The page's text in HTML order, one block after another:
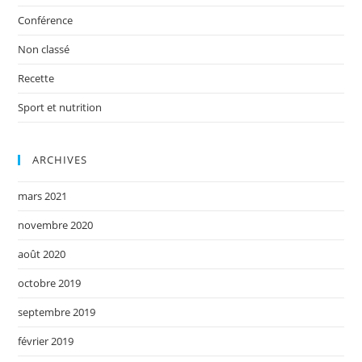
Conférence
Non classé
Recette
Sport et nutrition
ARCHIVES
mars 2021
novembre 2020
août 2020
octobre 2019
septembre 2019
février 2019